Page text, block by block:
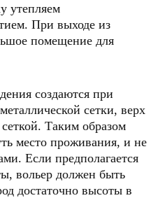
утепляем
При выходе из
помещение для
создаются при
сетки, верх
Таким образом
место проживания, и не
Если предполагается
вольер должен быть
достаточно высоты в